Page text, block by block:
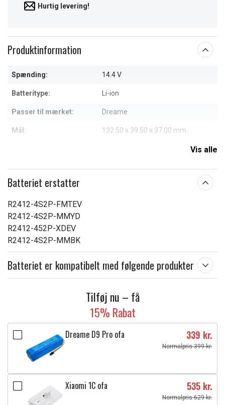
Hurtig levering!
Produktinformation
Spænding: 14.4 V
Batteritype: Li-ion
Passer til mærket: Dreame
Mål: 132.50 x 39.50 x 37.00 mm
Vis alle
Batteriet erstatter
R2412-4S2P-FMTEV
R2412-4S2P-MMYD
R2412-452P-XDEV
R2412-4S2P-MMBK
Batteriet er kompatibelt med følgende produkter
Tilføj nu – få
15% Rabat
Dreame D9 Pro ofa 339 kr.
Normalpris 399 kr.
Xiaomi 1C ofa 535 kr.
Normalpris 629 kr.